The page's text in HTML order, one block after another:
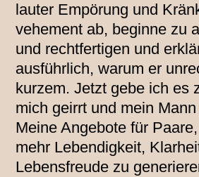
lauter Empörung und
vehement ab, beginne zu
und rechtfertigen und
ausführlich, warum er
kurzem. Jetzt gebe ich es
mich geirrt und mein
Meine Angebote für
mehr Lebendigkeit,
Lebensfreude zu